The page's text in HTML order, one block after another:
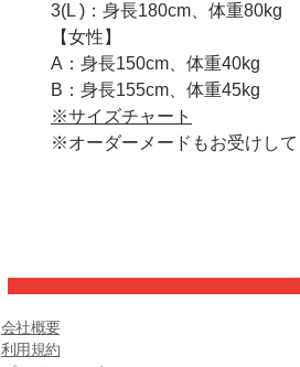
3(L )：身長180cm、体重80kg
【女性】
A：身長150cm、体重40kg
B：身長155cm、体重45kg
※サイズチャート
※オーダーメードもお受けして
会社概要
利用規約